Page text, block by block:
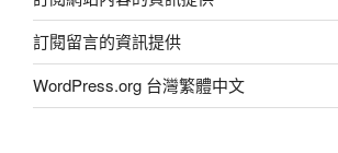
訂閱留言的資訊提供
WordPress.org 台灣繁體中文